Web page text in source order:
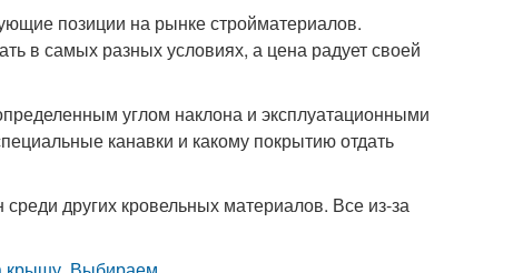
позиции на рынке стройматериалов.
в самых разных условиях, а цена радует своей
углом наклона и эксплуатационными
канавки и какому покрытию отдать
других кровельных материалов. Все из-за